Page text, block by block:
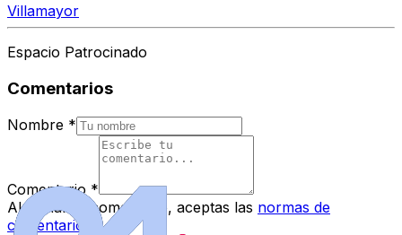
Villamayor
Espacio Patrocinado
Comentarios
Nombre *
Comentario *
Al enviar tu comentario, aceptas las normas de
comentarios